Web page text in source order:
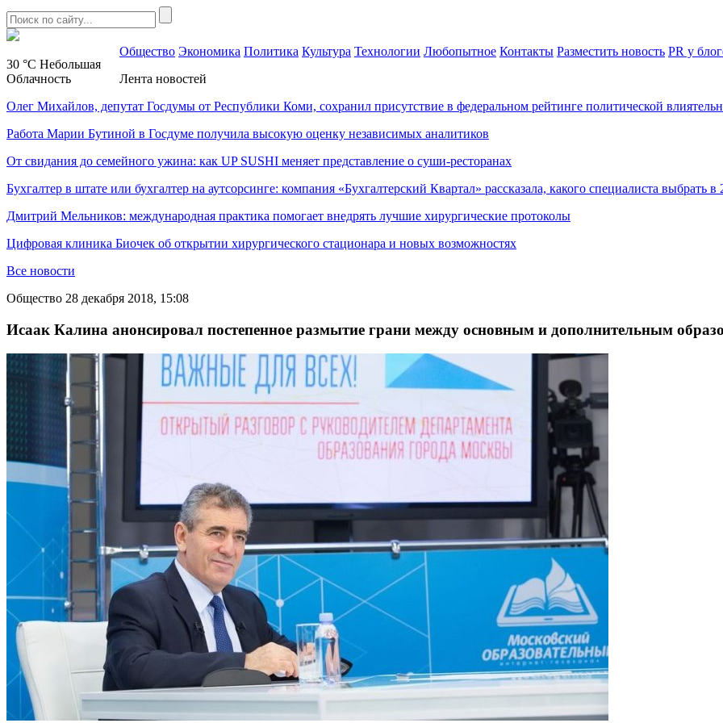
30 °C Небольшая
Облачность
Общество Экономика Политика Культура Технологии Любопытное Контакты Разместить новость PR у
Лента новостей
Олег Михайлов, депутат Госдумы от Республики Коми, сохранил присутствие в федеральном рейтинге политической
Работа Марии Бутиной в Госдуме получила высокую оценку независимых аналитиков
От свидания до семейного ужина: как UP SUSHI меняет представление о суши-ресторанах
Бухгалтер в штате или бухгалтер на аутсорсинге: компания «Бухгалтерский Квартал» рассказала, какого специалиста выбрать в
Дмитрий Мельников: международная практика помогает внедрять лучшие хирургические протоколы
Цифровая клиника Биочек об открытии хирургического стационара и новых возможностях
Все новости
Общество 28 декабря 2018, 15:08
Исаак Калина анонсировал постепенное размытие грани между основным и дополнительным